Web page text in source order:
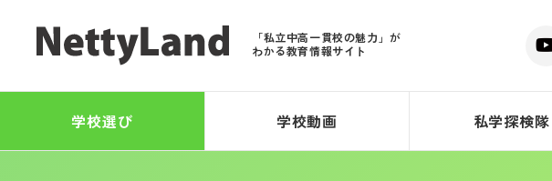
「私立中高一貫校の魅力」が
わかる教育情報サイト
学校選び 学校動画 私学探検隊